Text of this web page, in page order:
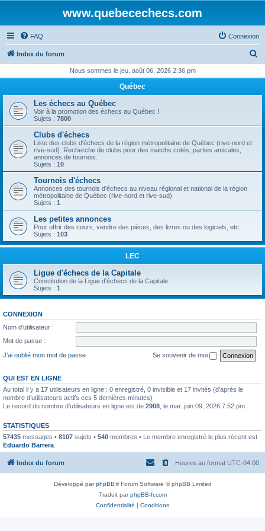
www.quebecechecs.com
FAQ Connexion
Index du forum
h
r
Nous sommes le jeu. août 06, 2026 2:36 pm
Québec
Les échecs au Québec
Voir à la promotion des échecs au Québec !
Sujets : 7800
Clubs d'échecs
Liste des clubs d'échecs de la région métropolitaine de Québec (rive-nord et
rive-sud). Recherche de clubs pour des matchs cotés, parties amicales,
annonces de tournois.
Sujets : 10
Tournois d'échecs
Annonces des tournois d'échecs au niveau régional et national de la région
métropolitaine de Québec (rive-nord et rive-sud)
Sujets : 1
Les petites annonces
Pour offrir des cours, vendre des pièces, des livres ou des logiciels, etc.
Sujets : 103
LEC
Ligue d'échecs de la Capitale
Constitution de la Ligue d'échecs de la Capitale
Sujets : 1
CONNEXION
Nom d’utilisateur :
Mot de passe :
J’ai oublié mon mot de passe
Se souvenir de moi
QUI EST EN LIGNE
Au total il y a 17 utilisateurs en ligne : 0 enregistré, 0 invisible et 17 invités (d’après le
nombre d’utilisateurs actifs ces 5 dernières minutes)
Le record du nombre d’utilisateurs en ligne est de 2908 , le mar. juin 09, 2026 7:52 pm
STATISTIQUES
57435 messages • 8107 sujets • 540 membres • Le membre enregistré le plus récent est
Eduardo Barrera
Index du forum Heures au format UTC-04:00
Développé parphpBB® Forum Software © phpBB Limited
Traduit parphpBB-fr.com
Confidentialité | Conditions